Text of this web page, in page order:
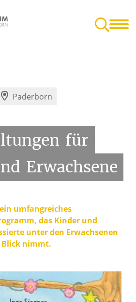
Paderborn
für
Erwachsene
umfangreiches
das Kinder und
unter den Erwachsenen
Blick nimmt.